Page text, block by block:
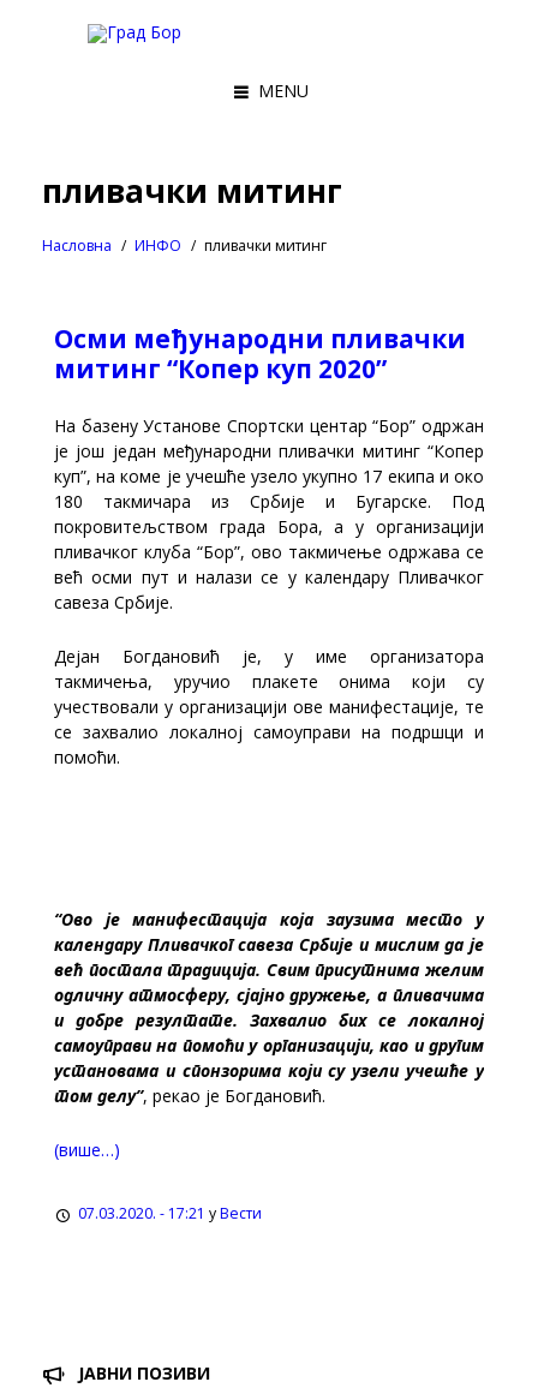
MENU
пливачки митинг
Насловна ИНФО пливачки митинг
Oсми међународни пливачки
митинг “Копер куп 2020”
На базену Установе Спортски центар “Бор” одржан
је још један међународни пливачки митинг “Копер
куп”, на коме је учешће узело укупно 17 екипа и око
180 такмичара из Србије и Бугарске. Под
покровитељством града Бора, а у организацији
пливачког клуба “Бор”, ово такмичење одржава се
већ осми пут и налази се у календару Пливачког
савеза Србије.
Дејан Богдановић је, у име организатора
такмичења, уручио плакете онима који су
учествовали у организацији ове манифестације, те
се захвалио локалној самоуправи на подршци и
помоћи.
“Ово је манифестација која заузима место у
календару Пливачког савеза Србије и мислим да је
већ постала традиција. Свим присутнима желим
одличну атмосферу, сјајно дружење, а пливачима
и добре резултате. Захвалио бих се локалној
самоуправи на помоћи у организацији, као и другим
установама и спонзорима који су узели учешће у
том делу”, рекао је Богдановић.
(више…)
07.03.2020. - 17:21 уВести
ЈАВНИ ПОЗИВИ